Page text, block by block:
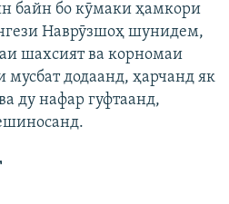
байн бо кӯмаки ҳамкори
Наврӯзшоҳ шунидем,
шахсият ва корномаи
мусбат додаанд, ҳарчанд як
ду нафар гуфтаанд,